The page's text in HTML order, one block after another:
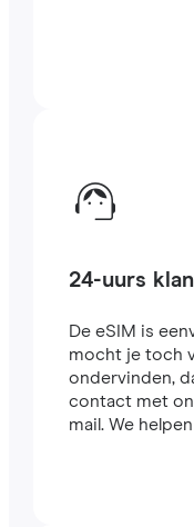
24-uurs
De eSIM is
mocht je toch
ondervinden,
contact met
mail. We